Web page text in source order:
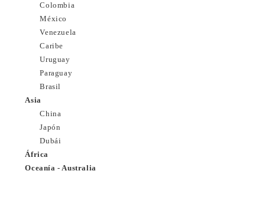
Colombia
México
Venezuela
Caribe
Uruguay
Paraguay
Brasil
Asia
China
Japón
Dubái
África
Oceanía - Australia